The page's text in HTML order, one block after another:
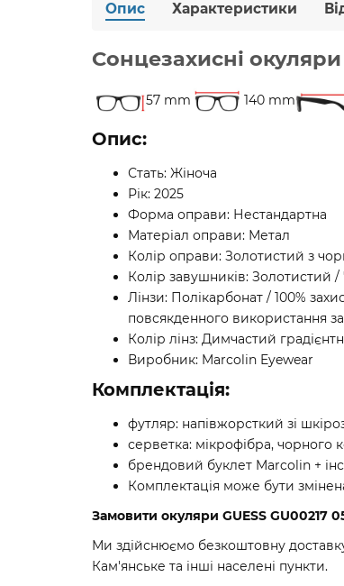
Опис Характеристики
Сонцезахисні окуляри
57 mm 140 mm
Опис:
Стать: Жіноча
Рік: 2025
Форма оправи: Нестандартна
Матеріал оправи: Метал
Колір оправи: Золотистий з
Колір завушників: Золотистий
Лінзи: Полікарбонат / 100%
повсякденного використання за
Колір лінз: Димчастий
Виробник: Marcolin Eyewear
Комплектація:
футляр: напівжорсткий зі
серветка: мікрофібра, чорного
брендовий буклет Marcolin +
Комплектація може бути
Замовити окуляри GUESS GU00217
Ми здійснюємо безкоштовну
Кам'янське та інші населені пункти.